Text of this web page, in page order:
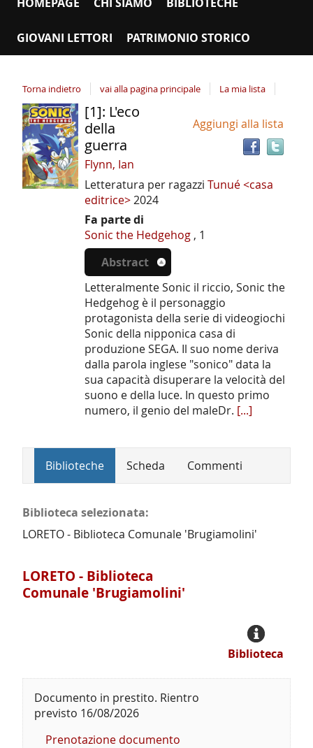
GIOVANI LETTORI PATRIMONIO STORICO
Torna indietro vai alla pagina principale La mia lista
Dettaglio
del
documento
Aggiungi alla lista
[1]: L'eco
della
guerra
Flynn, Ian
Letteratura per ragazzi Tunué <casa
editrice>2024
Fa parte di
Sonic the Hedgehog, 1
Abstract
Letteralmente Sonic il riccio, Sonic the
Hedgehog è il personaggio
protagonista della serie di videogiochi
Sonic della nipponica casa di
produzione SEGA. Il suo nome deriva
dalla parola inglese "sonico" data la
sua capacità disuperare la velocità del
suono e della luce. In questo primo
numero, il genio del maleDr. [...]
Biblioteche Scheda Commenti
Biblioteca selezionata:
LORETO - Biblioteca Comunale 'Brugiamolini'
LORETO - Biblioteca
Comunale 'Brugiamolini'
Biblioteca
Documento in prestito. Rientro
previsto 16/08/2026
Prenotazione documento